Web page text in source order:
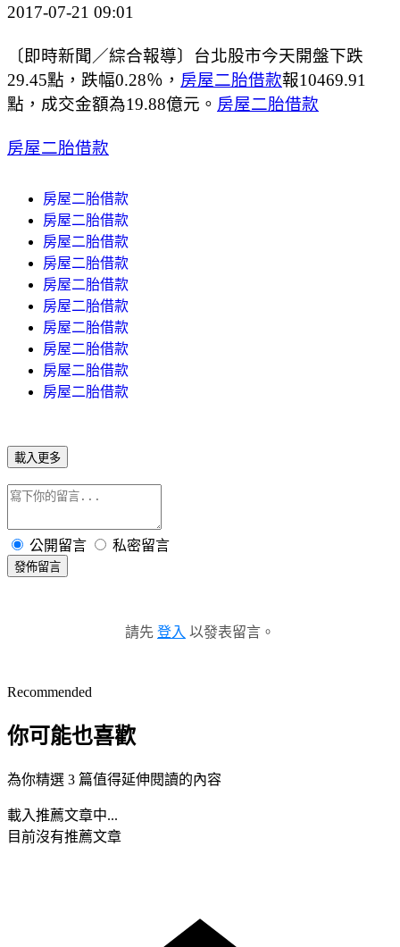
2017-07-21 09:01
〔即時新聞／綜合報導〕台北股市今天開盤下跌
29.45點，跌幅0.28％， 房屋二胎借款報10469.91
點，成交金額為19.88億元。 房屋二胎借款
房屋二胎借款
房屋二胎借款
房屋二胎借款
房屋二胎借款
房屋二胎借款
房屋二胎借款
房屋二胎借款
房屋二胎借款
房屋二胎借款
房屋二胎借款
房屋二胎借款
載入更多
公開留言 私密留言
發佈留言
請先 登入 以發表留言。
Recommended
你可能也喜歡
為你精選 3 篇值得延伸閱讀的內容
載入推薦文章中...
目前沒有推薦文章